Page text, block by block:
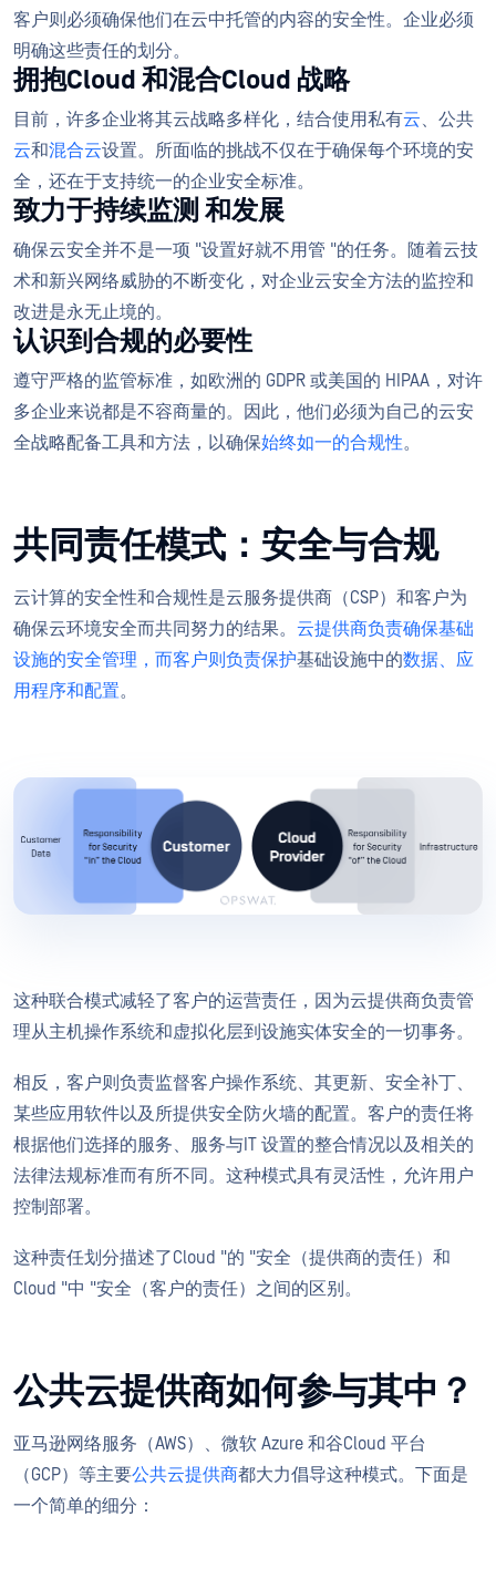
客户则必须确保他们在云中托管的内容的安全性。企业必须
明确这些责任的划分。
拥抱Cloud 和混合Cloud 战略
目前，许多企业将其云战略多样化，结合使用私有云、公共
云和混合云设置。所面临的挑战不仅在于确保每个环境的安
全，还在于支持统一的企业安全标准。
致力于持续监测 和发展
确保云安全并不是一项 "设置好就不用管 "的任务。随着云技
术和新兴网络威胁的不断变化，对企业云安全方法的监控和
改进是永无止境的。
认识到合规的必要性
遵守严格的监管标准，如欧洲的 GDPR 或美国的 HIPAA，对许
多企业来说都是不容商量的。因此，他们必须为自己的云安
全战略配备工具和方法，以确保始终如一的合规性。
共同责任模式：安全与合规
云计算的安全性和合规性是云服务提供商（CSP）和客户为
确保云环境安全而共同努力的结果。 云提供商负责确保基础
设施的安全管理，而客户则负责保护基础设施中的数据、应
用程序和配置。
这种联合模式减轻了客户的运营责任，因为云提供商负责管
理从主机操作系统和虚拟化层到设施实体安全的一切事务。
相反，客户则负责监督客户操作系统、其更新、安全补丁、
某些应用软件以及所提供安全防火墙的配置。客户的责任将
根据他们选择的服务、服务与IT 设置的整合情况以及相关的
法律法规标准而有所不同。这种模式具有灵活性，允许用户
控制部署。
这种责任划分描述了Cloud "的 "安全（提供商的责任）和
Cloud "中 "安全（客户的责任）之间的区别。
公共云提供商如何参与其中？
亚马逊网络服务（AWS）、微软 Azure 和谷Cloud 平台
（GCP）等主要公共云提供商都大力倡导这种模式。下面是
一个简单的细分：